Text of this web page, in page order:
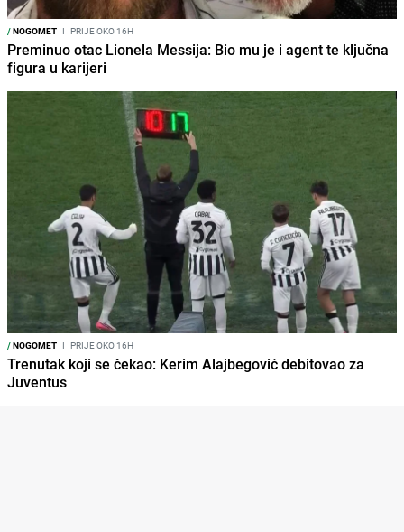
/NOGOMET I PRIJE OKO 16H
Preminuo otac Lionela Messija: Bio mu je i agent te ključna
figura u karijeri
/NOGOMET I PRIJE OKO 16H
Trenutak koji se čekao: Kerim Alajbegović debitovao za
Juventus